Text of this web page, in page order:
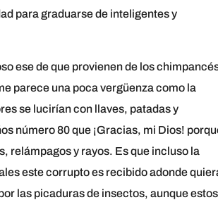
para graduarse de inteligentes y
ese de que provienen de los
parece una poca vergüenza como la
se lucirían con llaves, patadas y
número 80 que ¡Gracias, mi Dios!
relámpagos y rayos. Es que incluso la
este corrupto es recibido adonde
las picaduras de insectos, aunque estos